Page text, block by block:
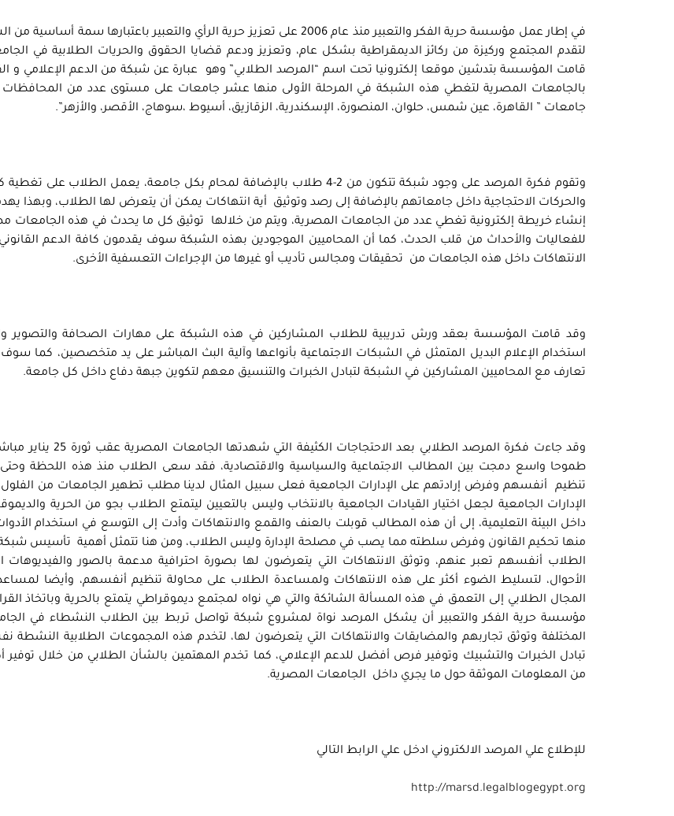
في إطار عمل مؤسسة حرية الفكر والتعبير منذ عام 2006 على تعزيز حرية الرأي والتعبير باعتبارها سمة
لتقدم المجتمع وركيزة من ركائز الديمقراطية بشكل عام، وتعزيز ودعم قضايا الحقوق والحريات الطلابية في
قامت المؤسسة بتدشين موقعا إلكترونيا تحت اسم “المرصد الطلابي” وهو عبارة عن شبكة من الدعم الإعلامي و
بالجامعات المصرية لتغطي هذه الشبكة في المرحلة الأولى منها عشر جامعات على مستوى عدد من المحافظات
جامعات ” القاهرة، عين شمس، حلوان، المنصورة، الإسكندرية، الزقازيق، أسيوط ،سوهاج، الأقصر، والأزهر”.
وتقوم فكرة المرصد على وجود شبكة تتكون من 2-4 طلاب بالإضافة لمحام بكل جامعة، يعمل الطلاب
والحركات الاحتجاجية داخل جامعاتهم بالإضافة إلى رصد وتوثيق أية انتهاكات يمكن أن يتعرض لها الطلاب، وبهذا
إنشاء خريطة إلكترونية تغطي عدد من الجامعات المصرية، ويتم من خلالها توثيق كل ما يحدث في هذه الجامعات
للفعاليات والأحداث من قلب الحدث، كما أن المحاميين الموجودين بهذه الشبكة سوف يقدمون كافة الدعم القانوني
الانتهاكات داخل هذه الجامعات من تحقيقات ومجالس تأديب أو غيرها من الإجراءات التعسفية الأخرى.
وقد قامت المؤسسة بعقد ورش تدريبية للطلاب المشاركين في هذه الشبكة على مهارات الصحافة والتصوير
استخدام الإعلام البديل المتمثل في الشبكات الاجتماعية بأنواعها وآلية البث المباشر على يد متخصصين، كما
تعارف مع المحاميين المشاركين في الشبكة لتبادل الخبرات والتنسيق معهم لتكوين جبهة دفاع داخل كل جامعة.
وقد جاءت فكرة المرصد الطلابي بعد الاحتجاجات
طموحا واسع دمجت بين المطالب الاجتماعية والسياسية والاقتصادية، فقد سعى الطلاب منذ هذه اللحظة وحتى
تنظيم أنفسهم وفرض إرادتهم على الإدارات الجامعية فعلى سبيل المثال لدينا مطلب تطهير الجامعات من
الإدارات الجامعية لجعل اختيار القيادات الجامعية بالانتخاب وليس بالتعيين ليتمتع الطلاب بجو من الحرية
داخل البيئة التعليمية، إلى أن هذه المطالب قوبلت بالعنف والقمع والانتهاكات وأدت إلى التوسع في استخدام الأدوات
منها تحكيم القانون وفرض سلطته مما يصب في مصلحة الإدارة وليس الطلاب، ومن هنا تتمثل أهمية تأسيس شبكة
الطلاب أنفسهم تعبر عنهم، وتوثق الانتهاكات التي يتعرضون لها بصورة احترافية مدعمة بالصور والفيديوهات
الأحوال، لتسليط الضوء أكثر على هذه الانتهاكات ولمساعدة الطلاب على محاولة تنظيم أنفسهم، وأيضا
المجال الطلابي إلى التعمق في هذه المسألة الشائكة والتي هي نواه لمجتمع ديموقراطي يتمتع بالحرية وباتخاذ
مؤسسة حرية الفكر والتعبير أن يشكل المرصد نواة لمشروع شبكة تواصل تربط بين الطلاب النشطاء في
المختلفة وتوثق تجاربهم والمضايقات والانتهاكات التي يتعرضون لها، لتخدم هذه المجموعات الطلابية النشطة
تبادل الخبرات والتشبيك وتوفير فرص أفضل للدعم الإعلامي، كما تخدم المهتمين بالشأن الطلابي من خلال توفير
من المعلومات الموثقة حول ما يجري داخل الجامعات المصرية.
للإطلاع علي المرصد الالكتروني ادخل علي الرابط التالي
http://marsd.legalblogegypt.org